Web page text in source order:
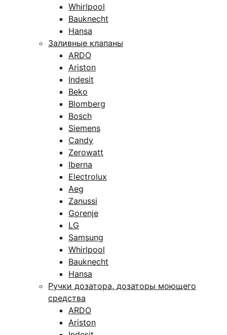
Whirlpool
Bauknecht
Hansa
Заливные клапаны
ARDO
Ariston
Indesit
Beko
Blomberg
Bosch
Siemens
Candy
Zerowatt
Iberna
Electrolux
Aeg
Zanussi
Gorenje
LG
Samsung
Whirlpool
Bauknecht
Hansa
Ручки дозатора, дозаторы моющего
средства
ARDO
Ariston